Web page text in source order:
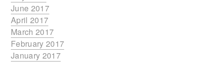
June 2017
April 2017
March 2017
February 2017
January 2017